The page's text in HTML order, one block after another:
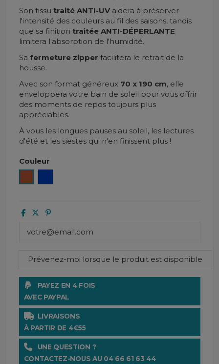
Son tissu traité ANTI-UVaidera à préserver
l'intensité des couleurs au fil des saisons, tandis
que sa finition traitée ANTI-DÉPERLANTE
limitera l'absorption de l'humidité.
Sa fermeture zipper facilitera le retrait de la
housse.
Avec son format généreux 70 x 190 cm, elle
enveloppera votre bain de soleil pour vous offrir
des moments de repos toujours plus
appréciables.
À vous les longues pauses au soleil, les lectures
d'été et les siestes qui n'en finissent plus !
Couleur
PAYEZ EN 4 FOIS
AVEC PAYPAL
LIVRAISONS
À PARTIR DE 4€55
UNE QUESTION ?
CONTACTEZ-NOUS AU 04 66 61 63 44